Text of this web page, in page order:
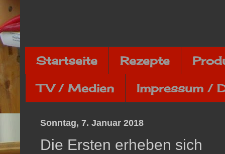
Startseite Rezepte
TV / Medien Impressum /
Sonntag, 7. Januar 2018
Die Ersten erheben sich